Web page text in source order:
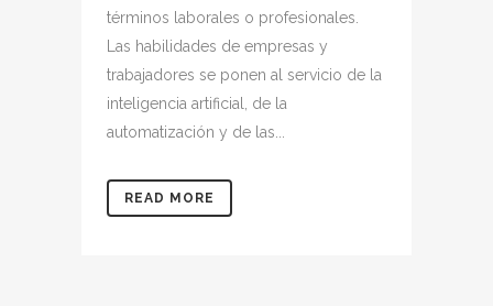
términos laborales o profesionales.
Las habilidades de empresas y
trabajadores se ponen al servicio de la
inteligencia artificial, de la
automatización y de las...
READ MORE